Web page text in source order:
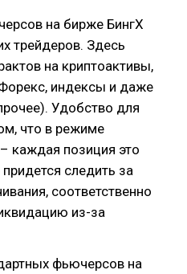
на бирже БингХ
трейдеров. Здесь
на криптоактивы,
индексы и даже
Удобство для
что в режиме
каждая позиция это
следить за
соответственно
из-за
фьючерсов на